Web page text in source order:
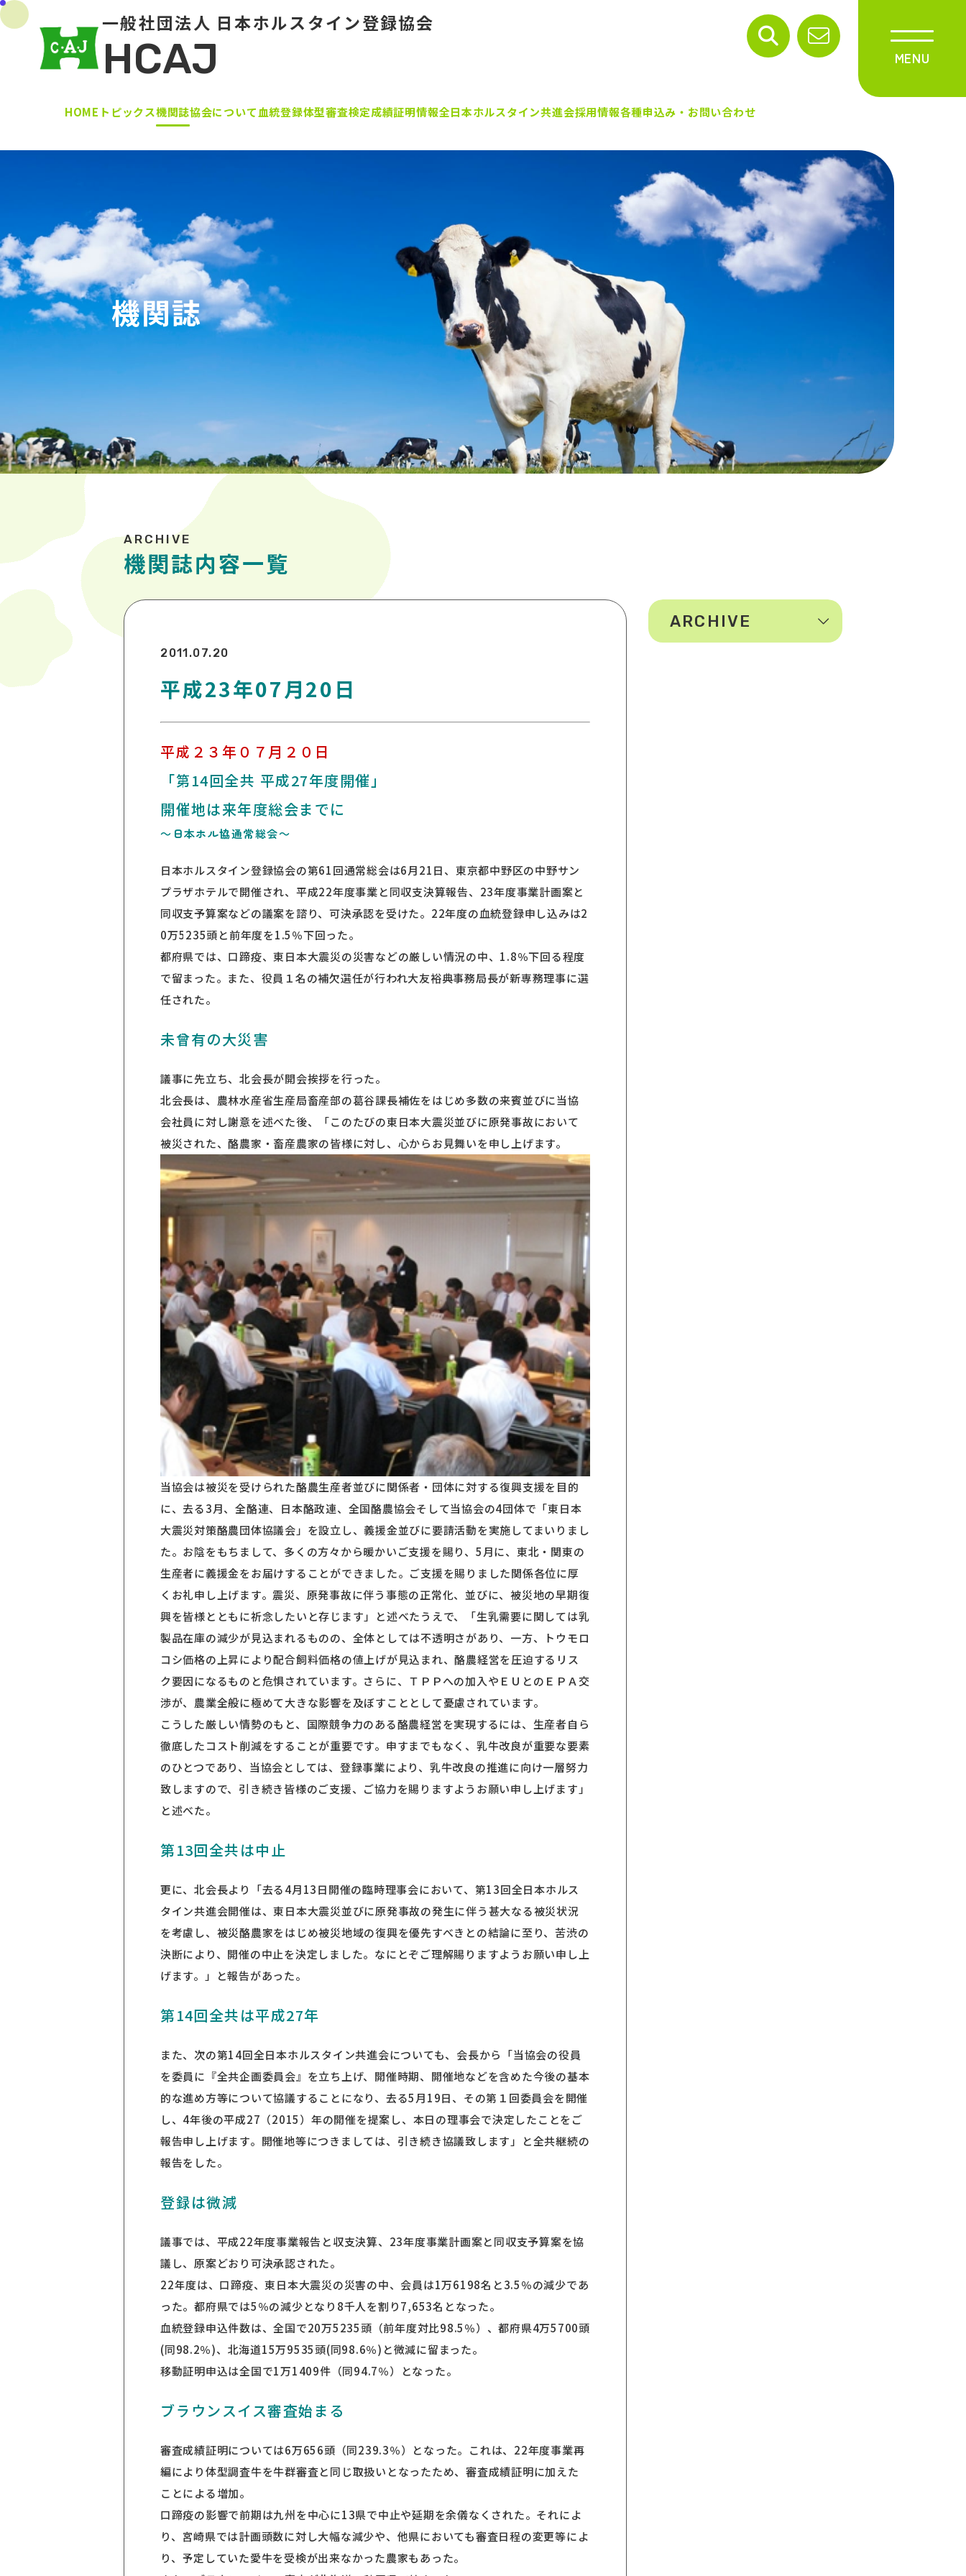
一般社団法人 日本ホルスタイン登録協会
HCAJ
HOME 協会について 血統登録体型審査検定成績証明情報 各種申込み・お問い合わせ
トピックス機関誌 全日本ホルスタイン共進会採用情報
機関誌
機関誌内容一覧
2011.07.20
平成23年07月20日
平成２３年０７月２０日
「第14回全共 平成27年度開催」
開催地は来年度総会までに
～日本ホル協通常総会～
日本ホルスタイン登録協会の第61回通常総会は6月21日、東京都中野区の中野サン
プラザホテルで開催され、平成22年度事業と同収支決算報告、23年度事業計画案と
同収支予算案などの議案を諮り、可決承認を受けた。22年度の血統登録申し込みは2
0万5235頭と前年度を1.5％下回った。
都府県では、口蹄疫、東日本大震災の災害などの厳しい情況の中、1.8％下回る程度
で留まった。また、役員１名の補欠選任が行われ大友裕典事務局長が新専務理事に選
任された。
未曾有の大災害
議事に先立ち、北会長が開会挨拶を行った。
北会長は、農林水産省生産局畜産部の葛谷課長補佐をはじめ多数の来賓並びに当協
会社員に対し謝意を述べた後、「このたびの東日本大震災並びに原発事故において
被災された、酪農家・畜産農家の皆様に対し、心からお見舞いを申し上げます。
当協会は被災を受けられた酪農生産者並びに関係者・団体に対する復興支援を目的
に、去る3月、全酪連、日本酪政連、全国酪農協会そして当協会の4団体で「東日本
大震災対策酪農団体協議会」を設立し、義援金並びに要請活動を実施してまいりまし
た。お陰をもちまして、多くの方々から暖かいご支援を賜り、5月に、東北・関東の
生産者に義援金をお届けすることができました。ご支援を賜りました関係各位に厚
くお礼申し上げます。震災、原発事故に伴う事態の正常化、並びに、被災地の早期復
興を皆様とともに祈念したいと存じます」と述べたうえで、「生乳需要に関しては乳
製品在庫の減少が見込まれるものの、全体としては不透明さがあり、一方、トウモロ
コシ価格の上昇により配合飼料価格の値上げが見込まれ、酪農経営を圧迫するリス
ク要因になるものと危惧されています。さらに、ＴＰＰへの加入やＥＵとのＥＰＡ交
渉が、農業全般に極めて大きな影響を及ぼすこととして憂慮されています。
こうした厳しい情勢のもと、国際競争力のある酪農経営を実現するには、生産者自ら
徹底したコスト削減をすることが重要です。申すまでもなく、乳牛改良が重要な要素
のひとつであり、当協会としては、登録事業により、乳牛改良の推進に向け一層努力
致しますので、引き続き皆様のご支援、ご協力を賜りますようお願い申し上げます」
と述べた。
第13回全共は中止
更に、北会長より「去る4月13日開催の臨時理事会において、第13回全日本ホルス
タイン共進会開催は、東日本大震災並びに原発事故の発生に伴う甚大なる被災状況
を考慮し、被災酪農家をはじめ被災地域の復興を優先すべきとの結論に至り、苦渋の
決断により、開催の中止を決定しました。なにとぞご理解賜りますようお願い申し上
げます。」と報告があった。
第14回全共は平成27年
また、次の第14回全日本ホルスタイン共進会についても、会長から「当協会の役員
を委員に『全共企画委員会』を立ち上げ、開催時期、開催地などを含めた今後の基本
的な進め方等について協議することになり、去る5月19日、その第１回委員会を開催
し、4年後の平成27（2015）年の開催を提案し、本日の理事会で決定したことをご
報告申し上げます。開催地等につきましては、引き続き協議致します」と全共継続の
報告をした。
登録は微減
議事では、平成22年度事業報告と収支決算、23年度事業計画案と同収支予算案を協
議し、原案どおり可決承認された。
22年度は、口蹄疫、東日本大震災の災害の中、会員は1万6198名と3.5％の減少であ
った。都府県では5％の減少となり8千人を割り7,653名となった。
血統登録申込件数は、全国で20万5235頭（前年度対比98.5％）、都府県4万5700頭
(同98.2％)、北海道15万9535頭(同98.6％)と微減に留まった。
移動証明申込は全国で1万1409件（同94.7％）となった。
ブラウンスイス審査始まる
審査成績証明については6万656頭（同239.3％）となった。これは、22年度事業再
編により体型調査牛を牛群審査と同じ取扱いとなったため、審査成績証明に加えた
ことによる増加。
口蹄疫の影響で前期は九州を中心に13県で中止や延期を余儀なくされた。それによ
り、宮崎県では計画頭数に対し大幅な減少や、他県においても審査日程の変更等によ
り、予定していた愛牛を受検が出来なかった農家もあった。
ARCHIVE